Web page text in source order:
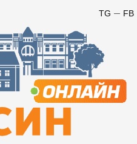
FB
TG